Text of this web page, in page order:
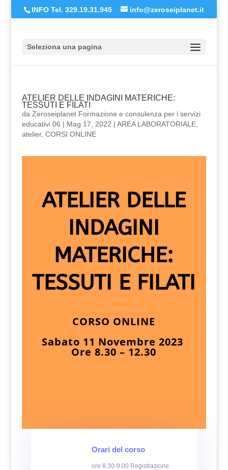
INFO Tel. 329.19.31.945 info@zeroseiplanet.it
Seleziona una pagina
ATELIER DELLE INDAGINI MATERICHE:
TESSUTI E FILATI
da Zeroseiplanet Formazione e consulenza per i servizi
educativi 06 | Mag 17, 2022 | AREA LABORATORIALE,
atelier, CORSI ONLINE
ATELIER DELLE
INDAGINI
MATERICHE:
TESSUTI E FILATI
CORSO ONLINE
Sabato 11 Novembre 2023
Ore 8.30 – 12.30
Orari del corso
ore 8.30-9.00 Registrazione